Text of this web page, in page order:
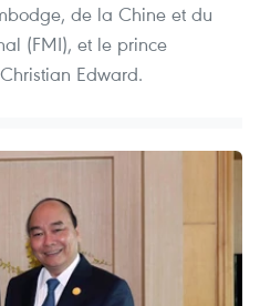
de la Chine et du
(FMI), et le prince
Edward.